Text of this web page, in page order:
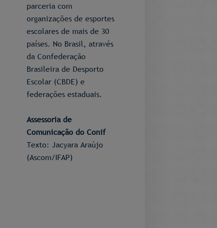
parceria com
organizações de esportes
escolares de mais de 30
países. No Brasil, através
da Confederação
Brasileira de Desporto
Escolar (CBDE) e
federações estaduais.
Assessoria de
Comunicação do Conif
Texto: Jacyara Araújo
(Ascom/IFAP)